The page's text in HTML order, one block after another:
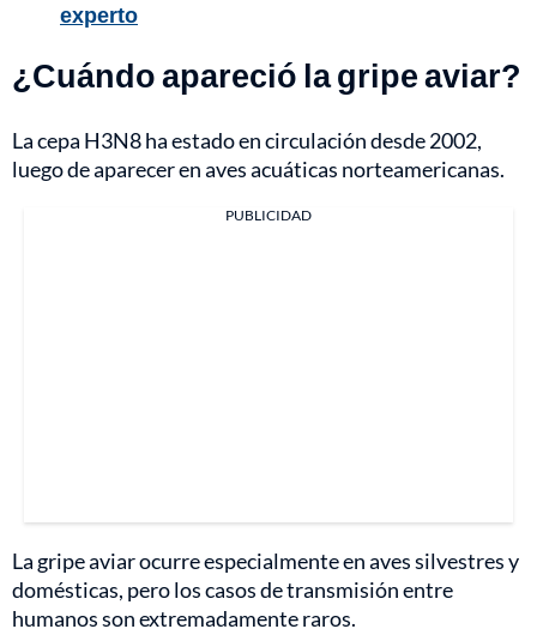
experto
¿Cuándo apareció la gripe aviar?
La cepa H3N8 ha estado en circulación desde 2002,
luego de aparecer en aves acuáticas norteamericanas.
PUBLICIDAD
La gripe aviar ocurre especialmente en aves silvestres y
domésticas, pero los casos de transmisión entre
humanos son extremadamente raros.